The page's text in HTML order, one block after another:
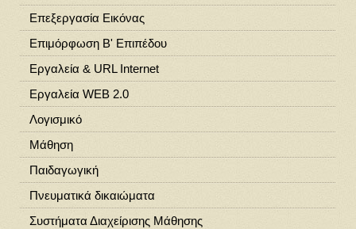
Επεξεργασία Εικόνας
Επιμόρφωση Β' Επιπέδου
Εργαλεία & URL Internet
Εργαλεία WEB 2.0
Λογισμικό
Μάθηση
Παιδαγωγική
Πνευματικά δικαιώματα
Συστήματα Διαχείρισης Μάθησης